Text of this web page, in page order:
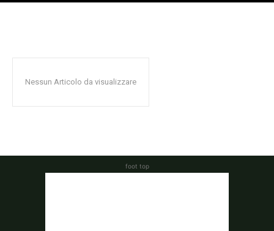
Nessun Articolo da visualizzare
foot top